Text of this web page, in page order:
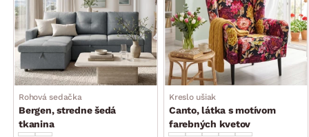
Rohová sedačka
Bergen, stredne šedá
tkanina
Kreslo ušiak
Canto, látka s motívom
farebných kvetov